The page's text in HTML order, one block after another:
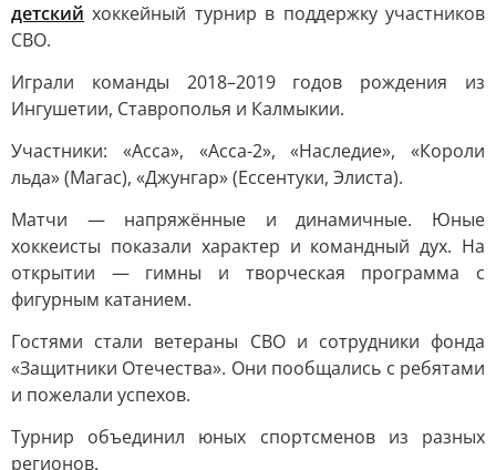
детский хоккейный турнир в поддержку участников
СВО.
Играли команды 2018–2019 годов рождения из
Ингушетии, Ставрополья и Калмыкии.
Участники: «Асса», «Асса-2», «Наследие», «Короли
льда» (Магас), «Джунгар» (Ессентуки, Элиста).
Матчи — напряжённые и динамичные. Юные
хоккеисты показали характер и командный дух. На
открытии — гимны и творческая программа с
фигурным катанием.
Гостями стали ветераны СВО и сотрудники фонда
«Защитники Отечества». Они пообщались с ребятами
и пожелали успехов.
Турнир объединил юных спортсменов из разных
регионов.